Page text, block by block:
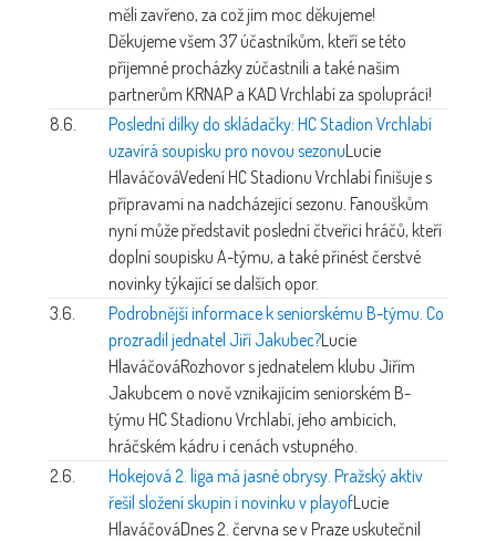
měli zavřeno, za což jim moc děkujeme!
Děkujeme všem 37 účastníkům, kteří se této
příjemné procházky zúčastnili a také našim
partnerům KRNAP a KAD Vrchlabí za spolupráci!
8.6.
Poslední dílky do skládačky: HC Stadion Vrchlabí
uzavírá soupisku pro novou sezonuLucie
HlaváčováVedení HC Stadionu Vrchlabí finišuje s
přípravami na nadcházející sezonu. Fanouškům
nyní může představit poslední čtveřici hráčů, kteří
doplní soupisku A-týmu, a také přinést čerstvé
novinky týkající se dalších opor.
3.6.
Podrobnější informace k seniorskému B-týmu. Co
prozradil jednatel Jiří Jakubec?Lucie
HlaváčováRozhovor s jednatelem klubu Jiřím
Jakubcem o nově vznikajícím seniorském B-
týmu HC Stadionu Vrchlabí, jeho ambicích,
hráčském kádru i cenách vstupného.
2.6.
Hokejová 2. liga má jasné obrysy. Pražský aktiv
řešil složení skupin i novinku v playofLucie
HlaváčováDnes 2. června se v Praze uskutečnil